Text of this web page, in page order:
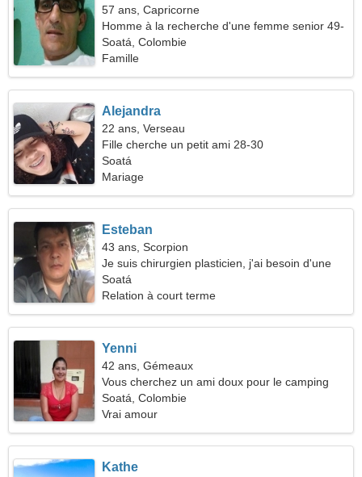
57 ans, Capricorne
Homme à la recherche d'une femme senior 49-
54
Soatá, Colombie
Famille
Alejandra
22 ans, Verseau
Fille cherche un petit ami 28-30
Soatá
Mariage
Esteban
43 ans, Scorpion
Je suis chirurgien plasticien, j'ai besoin d'une
femme charmante
Soatá
Relation à court terme
Yenni
42 ans, Gémeaux
Vous cherchez un ami doux pour le camping
Soatá, Colombie
Vrai amour
Kathe